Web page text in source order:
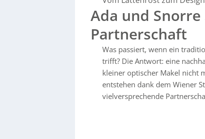
Ada und
Partnerschaft
Was passiert, wenn ein
trifft? Die Antwort: eine
kleiner optischer Makel nicht
entstehen dank dem Wiener
vielversprechende